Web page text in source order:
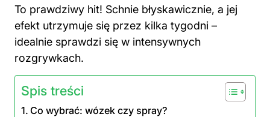
To prawdziwy hit! Schnie błyskawicznie, a jej
efekt utrzymuje się przez kilka tygodni –
idealnie sprawdzi się w intensywnych
rozgrywkach.
Spis treści
Co wybrać: wózek czy spray?